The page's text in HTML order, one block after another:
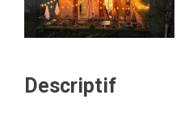
Descriptif